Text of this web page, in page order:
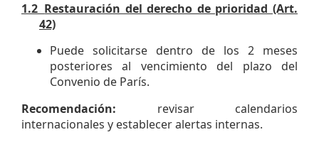
1.2 Restauración del derecho de prioridad (Art.
42)
Puede solicitarse dentro de los 2 meses
posteriores al vencimiento del plazo del
Convenio de París.
Recomendación: revisar calendarios
internacionales y establecer alertas internas.